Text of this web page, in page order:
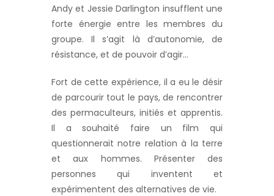
Andy et Jessie Darlington insufflent une
forte énergie entre les membres du
groupe. Il s’agit là d’autonomie, de
résistance, et de pouvoir d’agir…
Fort de cette expérience, il a eu le désir
de parcourir tout le pays, de rencontrer
des permaculteurs, initiés et apprentis.
Il a souhaité faire un film qui
questionnerait notre relation à la terre
et aux hommes. Présenter des
personnes qui inventent et
expérimentent des alternatives de vie.